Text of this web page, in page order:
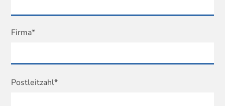
Firma*
Postleitzahl*